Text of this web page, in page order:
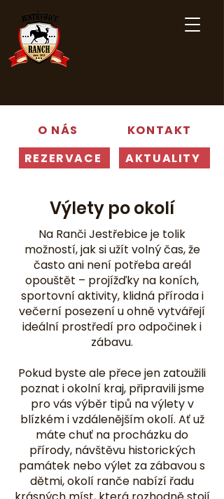
O NÁS
REZERVACE
KONTAKT
AKTUALITY
Výlety po okolí
Na Ranči Jestřebice je tolik
možností, jak si užít volný čas, že
často ani není potřeba areál
opouštět – projížďky na koních,
sportovní aktivity, klidná příroda i
večerní posezení u ohně vytvářejí
ideální prostředí pro odpočinek i
zábavu.
Pokud byste ale přece jen zatoužili
poznat i okolní kraj, připravili jsme
pro vás výběr tipů na výlety v
blízkém i vzdálenějším okolí. Ať už
máte chuť na procházku do
přírody, návštěvu historických
památek nebo výlet za zábavou s
dětmi, okolí ranče nabízí řadu